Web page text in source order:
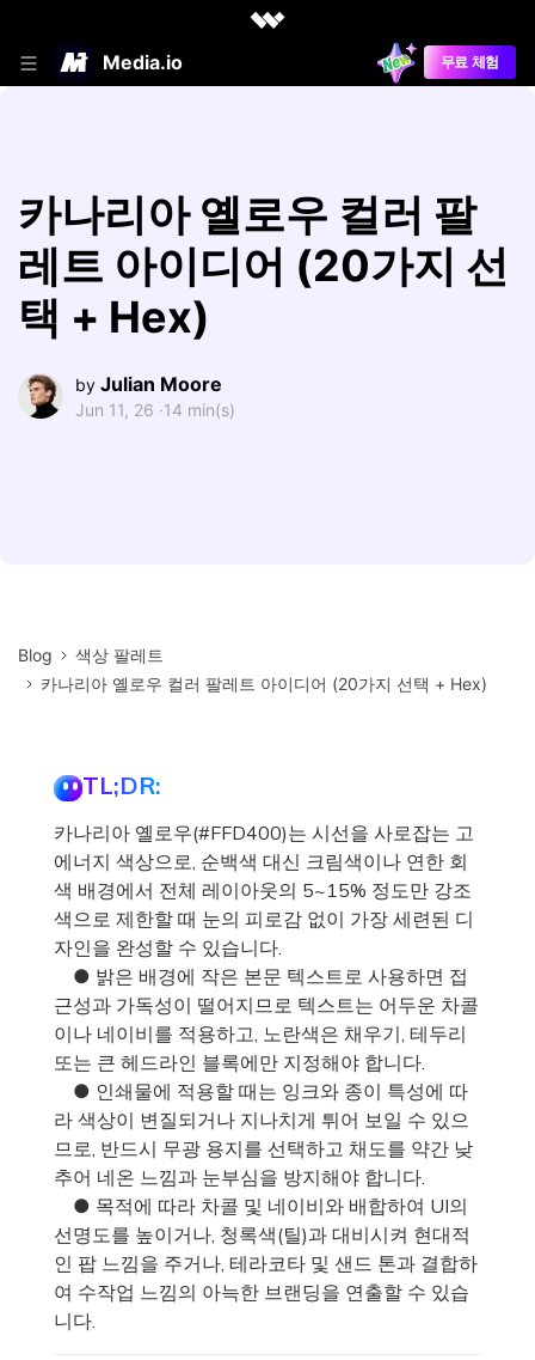
Media.io 무료 체험
카나리아 옐로우 컬러 팔
레트 아이디어 (20가지 선
택 + Hex)
by Julian Moore
Jun 11, 26 ·14 min(s)
Blog
색상 팔레트
카나리아 옐로우 컬러 팔레트 아이디어 (20가지 선택 + Hex)
TL;DR:
카나리아 옐로우(#FFD400)는 시선을 사로잡는 고
에너지 색상으로, 순백색 대신 크림색이나 연한 회
색 배경에서 전체 레이아웃의 5~15% 정도만 강조
색으로 제한할 때 눈의 피로감 없이 가장 세련된 디
자인을 완성할 수 있습니다.
● 밝은 배경에 작은 본문 텍스트로 사용하면 접
근성과 가독성이 떨어지므로 텍스트는 어두운 차콜
이나 네이비를 적용하고, 노란색은 채우기, 테두리
또는 큰 헤드라인 블록에만 지정해야 합니다.
● 인쇄물에 적용할 때는 잉크와 종이 특성에 따
라 색상이 변질되거나 지나치게 튀어 보일 수 있으
므로, 반드시 무광 용지를 선택하고 채도를 약간 낮
추어 네온 느낌과 눈부심을 방지해야 합니다.
● 목적에 따라 차콜 및 네이비와 배합하여 UI의
선명도를 높이거나, 청록색(틸)과 대비시켜 현대적
인 팝 느낌을 주거나, 테라코타 및 샌드 톤과 결합하
여 수작업 느낌의 아늑한 브랜딩을 연출할 수 있습
니다.